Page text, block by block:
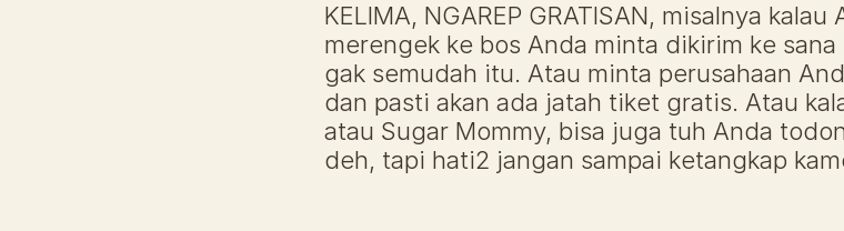
KELIMA, NGAREP GRATISAN, misalnya
merengek ke bos Anda minta dikirim ke
gak semudah itu. Atau minta perusahaan
dan pasti akan ada jatah tiket gratis. Atau
atau Sugar Mommy, bisa juga tuh Anda
deh, tapi hati2 jangan sampai ketangkap